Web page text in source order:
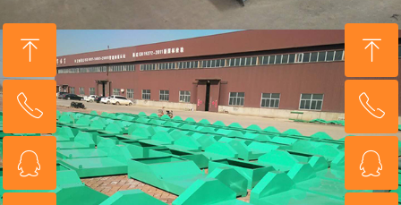
ꁸ
回到顶部
ꂅ
ꁗ
ꁸ
回到顶部
ꂅ
0534-3734999
ꁗ